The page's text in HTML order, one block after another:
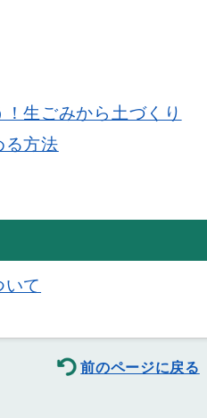
生ごみから土づくり
方法
て
前のページに戻る